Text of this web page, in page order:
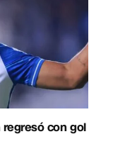
con gol